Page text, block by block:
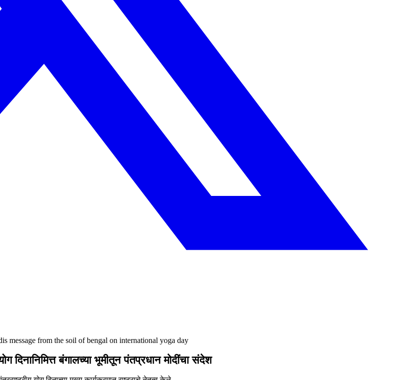
message from the soil of bengal on international yoga day
दिनानिमित्त बंगालच्या भूमीतून पंतप्रधान मोदींचा संदेश